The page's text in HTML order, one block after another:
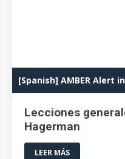
[Spanish] AMBER Alert
Lecciones
Hagerman
LEER MÁS